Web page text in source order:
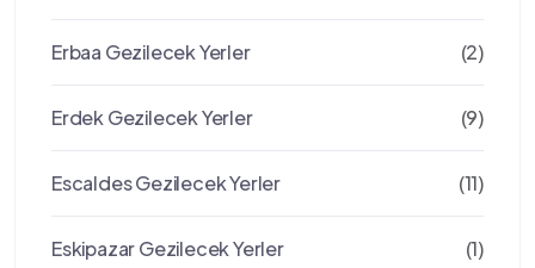
Erbaa Gezilecek Yerler (2)
Erdek Gezilecek Yerler (9)
Escaldes Gezilecek Yerler (11)
Eskipazar Gezilecek Yerler (1)